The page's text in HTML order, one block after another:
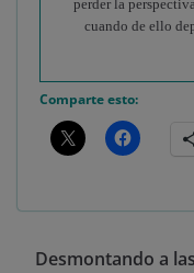
perder la
cuando de ello
Comparte esto:
Desmontando a